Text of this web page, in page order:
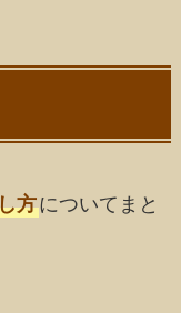
方についてまと